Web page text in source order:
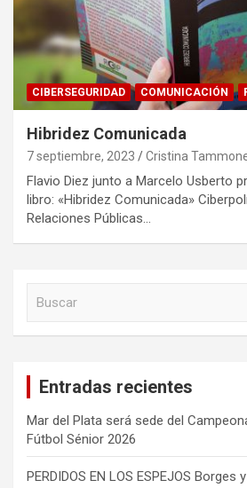
CIBERSEGURIDAD COMUNICACIÓN
Hibridez Comunicada
7 septiembre, 2023 Cristina
Flavio Diez junto a Marcelo Usberto
libro: «Hibridez Comunicada»
Relaciones Públicas…
Entradas recientes
Mar del Plata será sede del
Fútbol Sénior 2026
PERDIDOS EN LOS ESPEJOS Borges